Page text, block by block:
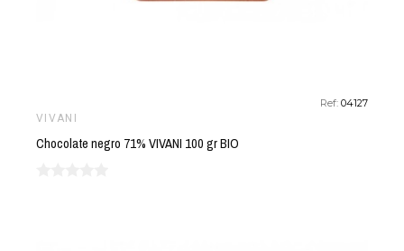
Ref:04127
VIVANI
Chocolate negro 71% VIVANI 100 gr BIO